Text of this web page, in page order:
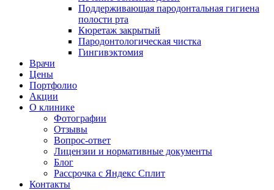
Поддерживающая пародонтальная гигиена
полости рта
Кюретаж закрытый
Пародонтологическая чистка
Гингивэктомия
Врачи
Цены
Портфолио
Акции
О клинике
Фотографии
Отзывы
Вопрос-ответ
Лицензии и нормативные документы
Блог
Рассрочка с Яндекс Сплит
Контакты